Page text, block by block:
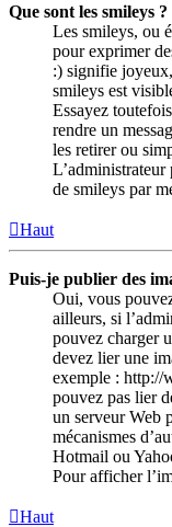
Que sont les smileys ?
Les smileys, ou
pour exprimer
:) signifie
smileys est
Essayez
rendre un
les retirer ou
de smileys par
Haut
Puis-je publier des
Oui, vous
ailleurs, si
pouvez charger
devez lier une
exemple : http://
pouvez pas lier
un serveur Web
mécanismes
Hotmail ou
Pour afficher
Haut